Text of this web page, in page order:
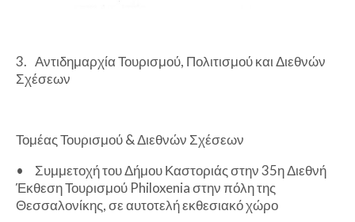
3. Αντιδημαρχία Τουρισμού, Πολιτισμού και Διεθνών
Σχέσεων
Τομέας Τουρισμού & Διεθνών Σχέσεων
•
Συμμετοχή του Δήμου Καστοριάς στην 35η Διεθνή
Έκθεση Τουρισμού Philoxenia στην πόλη της
Θεσσαλονίκης, σε αυτοτελή εκθεσιακό χώρο